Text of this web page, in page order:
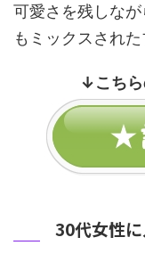
可愛さを残しな
もミックスされた
↓こち
30代女性